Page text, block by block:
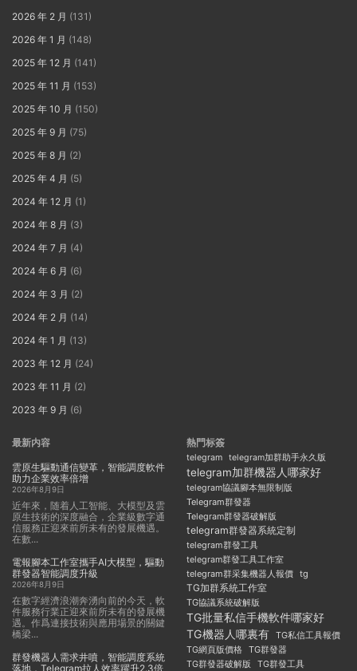
2026 年 2 月 (131)
2026 年 1 月 (148)
2025 年 12 月 (141)
2025 年 11 月 (153)
2025 年 10 月 (150)
2025 年 9 月 (75)
2025 年 8 月 (2)
2025 年 4 月 (5)
2024 年 12 月 (1)
2024 年 8 月 (3)
2024 年 7 月 (4)
2024 年 6 月 (6)
2024 年 3 月 (2)
2024 年 2 月 (14)
2024 年 1 月 (13)
2023 年 12 月 (24)
2023 年 11 月 (2)
2023 年 9 月 (6)
最新内容
雲原生驅動通信變革，智能調度軟件
助力企業效率倍增
2026年8月9日
近年來，随着人工智能、大模型及雲
原生技術的深度融合，企業級數字通
信服務正迎來前所未有的發展機遇。
在數...
電報腳本工作室攜手AI大模型，驅動
群發器智能調度升級
2026年8月9日
在數字經濟浪潮奔湧向前的今天，軟
件服務行業正迎來前所未有的發展機
遇。作爲連接技術與應用場景的關鍵
橋梁...
群發機器人需求井噴，智能調度系統
落地，Telegram拉人效率躍升2.3倍
熱門标簽
telegram telegram加群助手永久版
telegram加群機器人哪家好
telegram協議腳本無限制版
Telegram群發器
Telegram群發器破解版
telegram群發器系統定制
telegram群發工具
telegram群發工具工作室
telegram群采集機器人報價 tg
TG加群系統工作室
TG協議系統破解版
TG批量私信手機軟件哪家好
TG機器人哪裏有 TG私信工具報價
TG網頁版價格
TG群發器
TG群發器破解版
TG群發工具